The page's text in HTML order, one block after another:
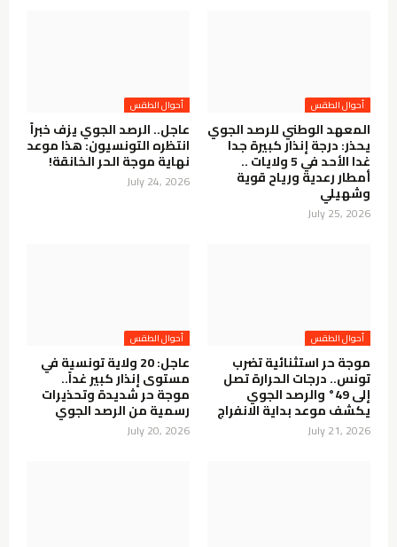
أحوال الطقس
المعهد الوطني للرصد الجوي
يحذر: درجة إنذار كبيرة جدا
غدا الأحد في 5 ولايات ..
أمطار رعدية ورياح قوية
وشهيلي
July 25, 2026
أحوال الطقس
عاجل.. الرصد الجوي يزف خبراً
انتظره التونسيون: هذا موعد
نهاية موجة الحر الخانقة!
July 24, 2026
أحوال الطقس
موجة حر استثنائية تضرب
تونس.. درجات الحرارة تصل
إلى 49° والرصد الجوي
يكشف موعد بداية الانفراج
July 21, 2026
أحوال الطقس
عاجل: 20 ولاية تونسية في
مستوى إنذار كبير غداً..
موجة حر شديدة وتحذيرات
رسمية من الرصد الجوي
July 20, 2026